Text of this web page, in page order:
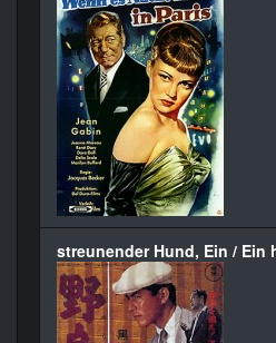
streunender Hund, Ein / Ein